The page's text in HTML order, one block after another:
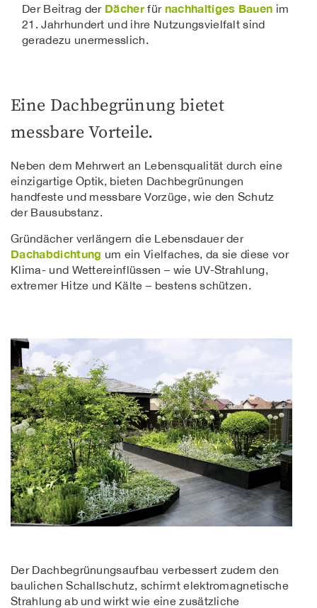
Der Beitrag der Dächerfür nachhaltiges Bauen im
21. Jahrhundert und ihre Nutzungsvielfalt sind
geradezu unermesslich.
Eine Dachbegrünung bietet
messbare Vorteile.
Neben dem Mehrwert an Lebensqualität durch eine
einzigartige Optik, bieten Dachbegrünungen
handfeste und messbare Vorzüge, wie den Schutz
der Bausubstanz.
Gründächer verlängern die Lebensdauer der
Dachabdichtung um ein Vielfaches, da sie diese vor
Klima- und Wettereinflüssen – wie UV-Strahlung,
extremer Hitze und Kälte – bestens schützen.
Der Dachbegrünungsaufbau verbessert zudem den
baulichen Schallschutz, schirmt elektromagnetische
Strahlung ab und wirkt wie eine zusätzliche